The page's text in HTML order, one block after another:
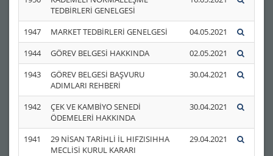
TEDBİRLERİ GENELGESİ
1947 MARKET TEDBİRLERİ GENELGESİ
04.05.2021
1944
GÖREV BELGESİ HAKKINDA
02.05.2021
1943
GÖREV BELGESİ BAŞVURU
ADIMLARI REHBERİ
30.04.2021
1942
ÇEK VE KAMBİYO SENEDİ
ÖDEMELERİ HAKKINDA
30.04.2021
1941
29 NİSAN TARİHLİ İL HIFZISIHHA
MECLİSİ KURUL KARARI
29.04.2021